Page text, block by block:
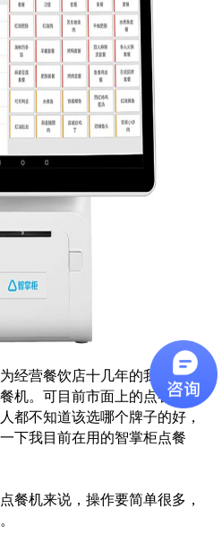
经营餐饮店十几年的我强烈建
机。可目前市面上的点餐机品
都不知道该选哪个牌子的好，
下我目前在用的智掌柜点餐
餐机来说，操作要简单很多，